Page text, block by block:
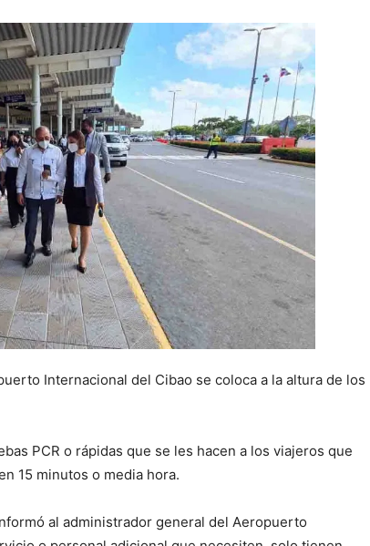
Internacional del Cibao se coloca a la altura de los
PCR o rápidas que se les hacen a los viajeros que
15 minutos o media hora.
al administrador general del Aeropuerto